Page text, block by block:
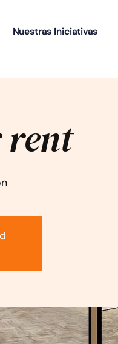
Nuestras Iniciativas
rent